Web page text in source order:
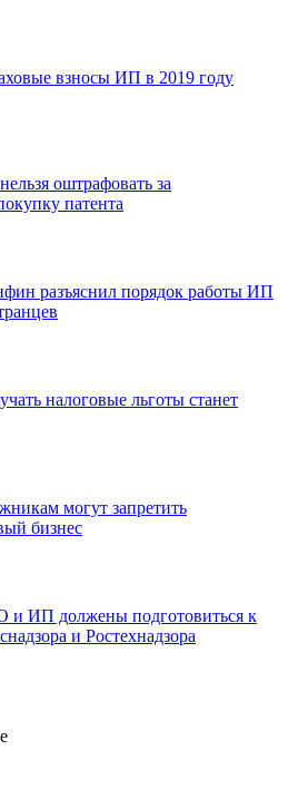
взносы ИП в 2019 году
оштрафовать за
патента
разъяснил порядок работы ИП
налоговые льготы станет
могут запретить
бизнес
ИП должены подготовиться к
и Ростехнадзора